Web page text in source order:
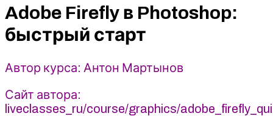
быстрый
старт
-
Мартынов
(2023)
liveclasses
Adobe Firefly в Photoshop:
быстрый старт
Автор курса: Антон Мартынов
Сайт автора:
liveclasses_ru/course/graphics/